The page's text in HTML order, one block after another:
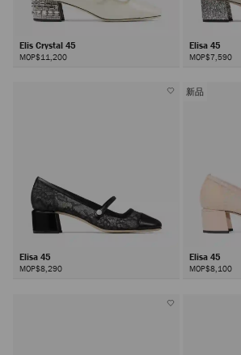
Elis Crystal 45
MOP$11,200
Elisa 45
MOP$7,590
Elisa 45
MOP$8,290
新品
Elisa 45
MOP$8,100